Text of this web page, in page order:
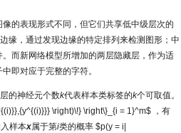
的表现形式不同，但它们共享低中级层次的
缘，通过发现边缘的特定排列来检测图形；中
而新网络模型所增加的两层隐藏层，作为适
即对应于完整的字符。
的神经元个数k代表样本类标签的k个可取值。
\right)\!} \right\}_{i = 1}^m$ ，有
样本x属于第i类的概率 $p(y = i|